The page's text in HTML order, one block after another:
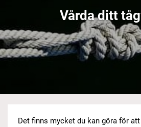
Vårda ditt
Det finns mycket du kan göra för